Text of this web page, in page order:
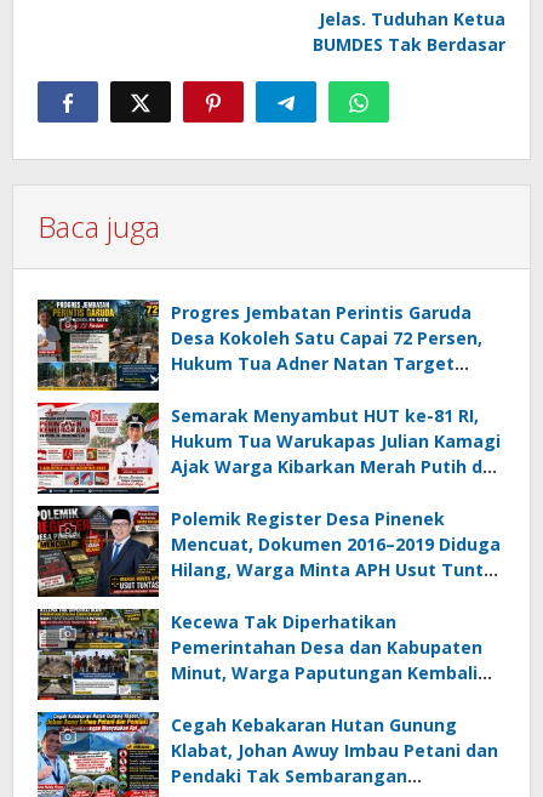
Jelas. Tuduhan Ketua
BUMDES Tak Berdasar
Baca juga
Progres Jembatan Perintis Garuda
Desa Kokoleh Satu Capai 72 Persen,
Hukum Tua Adner Natan Target
Semarak Menyambut HUT ke-81 RI,
Hukum Tua Warukapas Julian Kamagi
Ajak Warga Kibarkan Merah Putih dan
Polemik Register Desa Pinenek
Mencuat, Dokumen 2016–2019 Diduga
Hilang, Warga Minta APH Usut Tuntas
Kumtua HK
Kecewa Tak Diperhatikan
Pemerintahan Desa dan Kabupaten
Minut, Warga Paputungan Kembali
Tambatan Perahu
Cegah Kebakaran Hutan Gunung
Klabat, Johan Awuy Imbau Petani dan
Pendaki Tak Sembarangan